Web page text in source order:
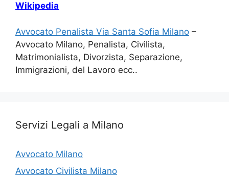
Wikipedia
Avvocato Penalista Via Santa Sofia Milano –
Avvocato Milano, Penalista, Civilista,
Matrimonialista, Divorzista, Separazione,
Immigrazioni, del Lavoro ecc..
Servizi Legali a Milano
Avvocato Milano
Avvocato Civilista Milano